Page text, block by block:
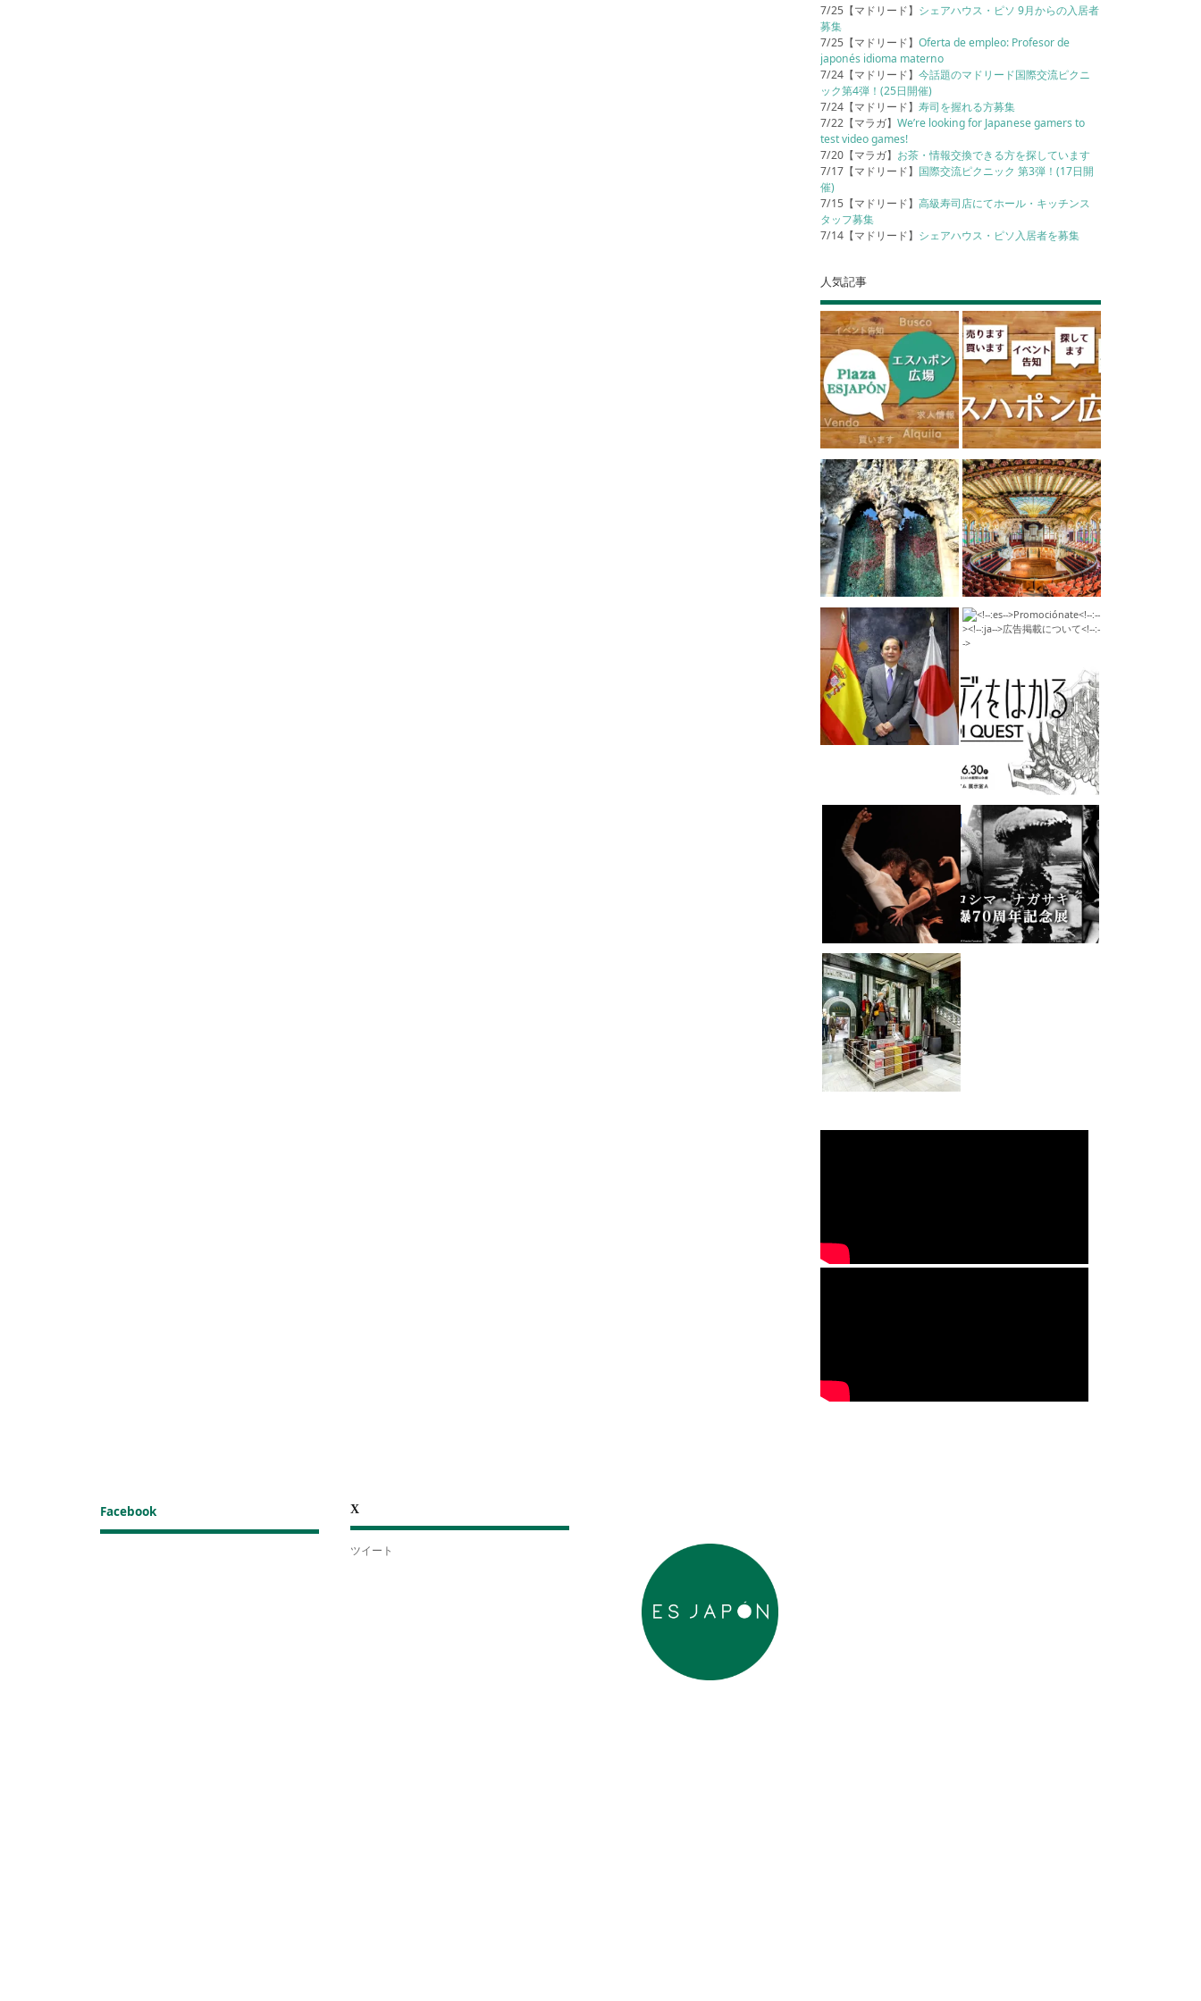
7/25【マドリード】 シェアハウス・ピソ 9月からの入居者
募集
7/25【マドリード】Oferta de empleo: Profesor de
japonés idioma materno
7/24【マドリード】今話題のマドリード国際交流ピクニ
ック第4弾！(25日開催)
7/24【マドリード】寿司を握れる方募集
7/22【マラガ】We’re looking for Japanese gamers to
test video games!
7/20【マラガ】 お茶・情報交換できる方を探しています
7/17【マドリード】 国際交流ピクニック 第3弾！(17日開
催)
7/15【マドリード】高級寿司店にてホール・キッチンス
タッフ募集
7/14【マドリード】 シェアハウス・ピソ入居者を募集
人気記事
Facebook X
ツイート